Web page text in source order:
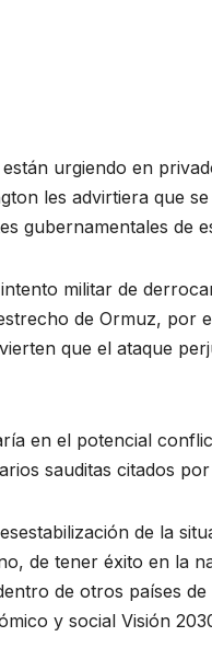
urgiendo en
les advirtiera que
gubernamentales de
militar de
de Ormuz, por
que el ataque
en el potencial
sauditas citados por
de la
de tener éxito en la
de otros países
y social Visión